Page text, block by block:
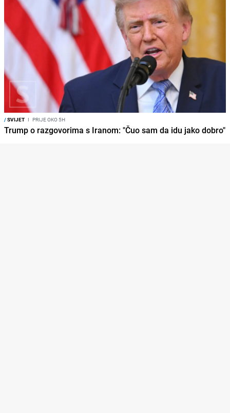
/SVIJET I PRIJE OKO 5H
Trump o razgovorima s Iranom: "Čuo sam da idu jako dobro"